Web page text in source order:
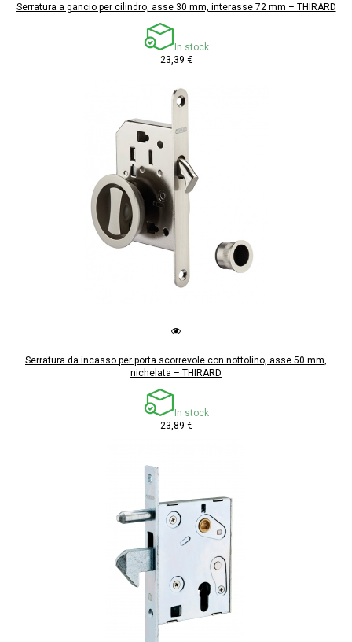
Serratura a gancio per cilindro, asse 30 mm, interasse 72 mm – THIRARD
In stock
23,39 €
Serratura da incasso per porta scorrevole con nottolino, asse 50 mm,
nichelata – THIRARD
In stock
23,89 €